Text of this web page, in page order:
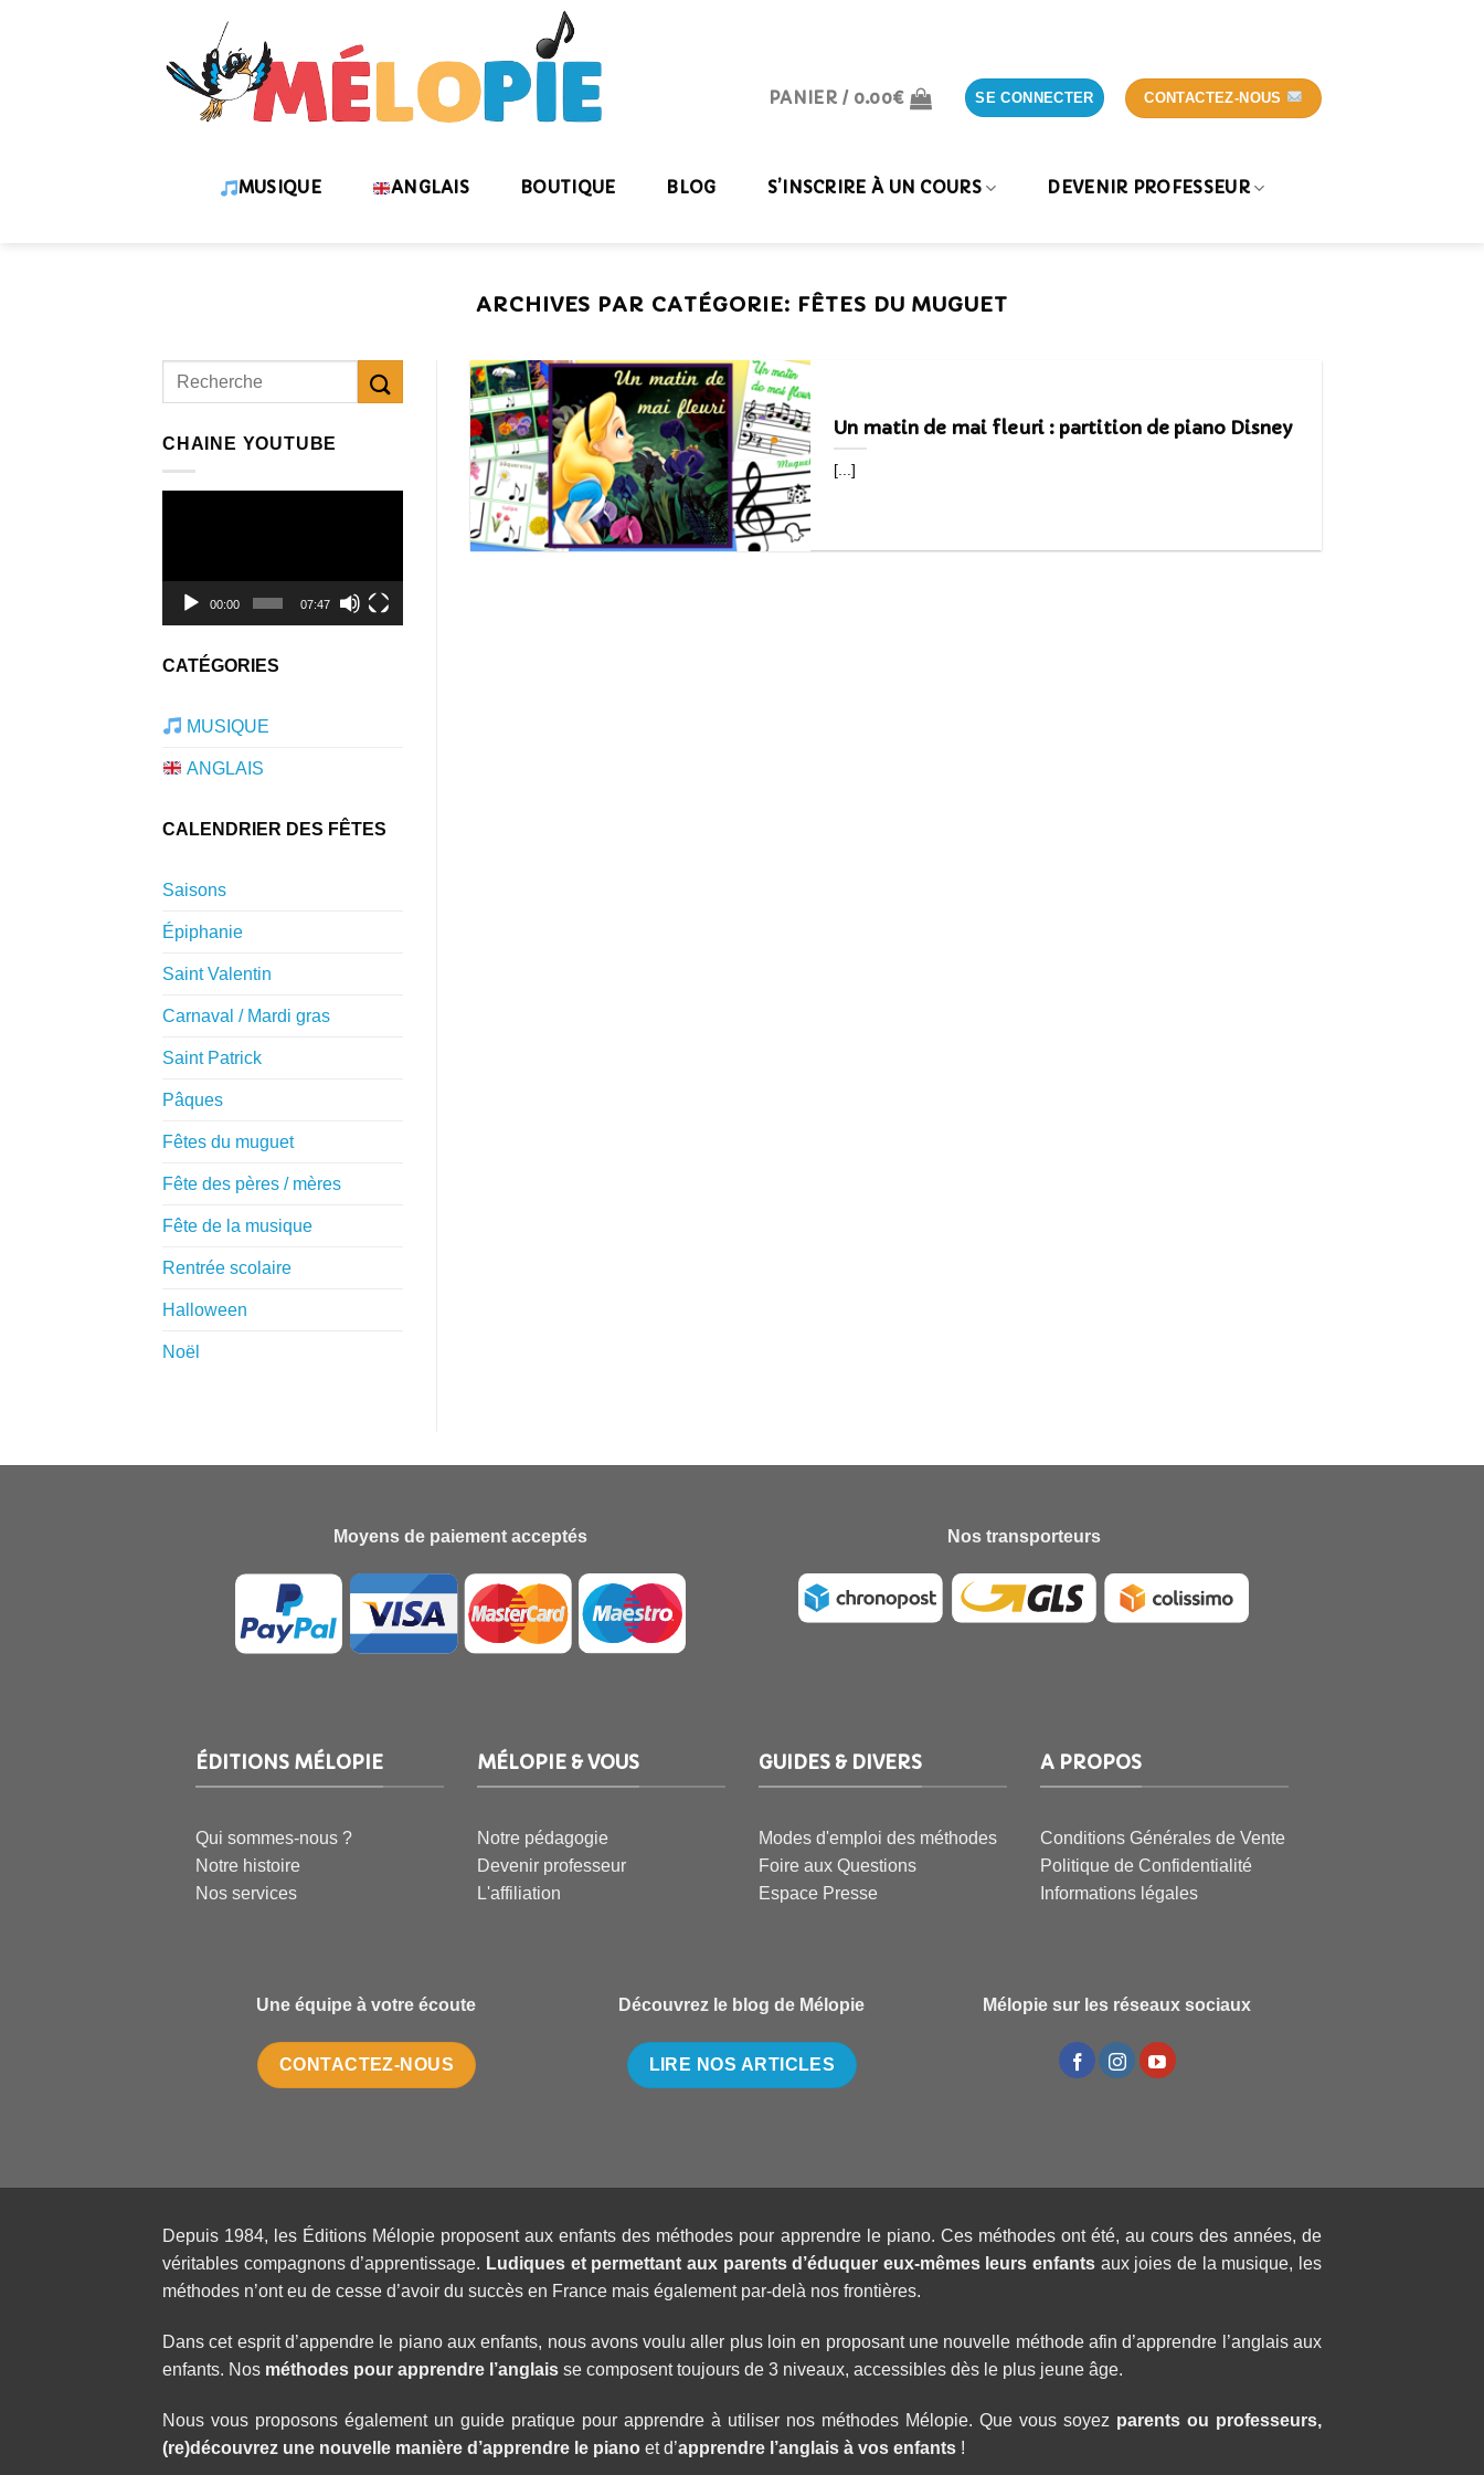
PANIER / 0.00€ SE CONNECTER CONTACTEZ-NOUS
MUSIQUE ANGLAIS BOUTIQUE BLOG S’INSCRIRE À UN COURS DEVENIR PROFESSEUR
ARCHIVES PAR CATÉGORIE: FÊTES DU MUGUET
CHAINE YOUTUBE
00:00 07:47
CATÉGORIES
MUSIQUE
ANGLAIS
CALENDRIER DES FÊTES
Saisons
Épiphanie
Saint Valentin
Carnaval / Mardi gras
Saint Patrick
Pâques
Fêtes du muguet
Fête des pères / mères
Fête de la musique
Rentrée scolaire
Halloween
Noël
Un matin de mai fleuri : partition de piano Disney
[...]
Moyens de paiement acceptés Nos transporteurs
ÉDITIONS MÉLOPIE
Qui sommes-nous ?
Notre histoire
Nos services
MÉLOPIE & VOUS
Notre pédagogie
Devenir professeur
L'affiliation
GUIDES & DIVERS
Modes d'emploi des méthodes
Foire aux Questions
Espace Presse
A PROPOS
Conditions Générales de Vente
Politique de Confidentialité
Informations légales
Une équipe à votre écoute
CONTACTEZ-NOUS
Découvrez le blog de Mélopie
LIRE NOS ARTICLES
Mélopie sur les réseaux sociaux
Depuis 1984, les Éditions Mélopie proposent aux enfants des méthodes pour apprendre le piano. Ces méthodes ont été, au cours des années, de
véritables compagnons d’apprentissage. Ludiques et permettant aux parents d’éduquer eux-mêmes leurs enfants aux joies de la musique, les
méthodes n’ont eu de cesse d’avoir du succès en France mais également par-delà nos frontières.
Dans cet esprit d’appendre le piano aux enfants, nous avons voulu aller plus loin en proposant une nouvelle méthode afin d’apprendre l’anglais aux
enfants. Nos méthodes pour apprendre l’anglais se composent toujours de 3 niveaux, accessibles dès le plus jeune âge.
Nous vous proposons également un guide pratique pour apprendre à utiliser nos méthodes Mélopie. Que vous soyez parents ou professeurs,
(re)découvrez une nouvelle manière d’apprendre le piano et d’apprendre l’anglais à vos enfants !